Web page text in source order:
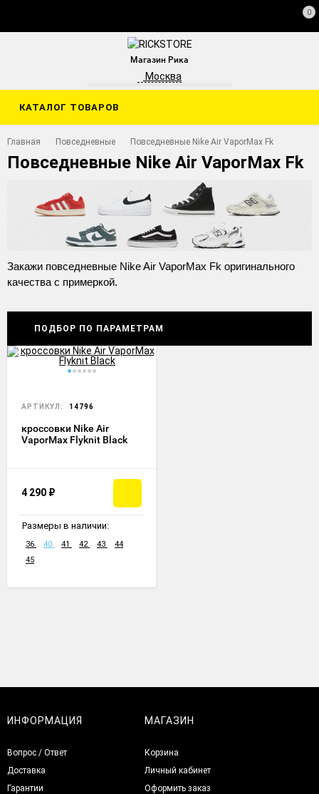
0
Магазин Рика
Москва
КАТАЛОГ ТОВАРОВ
Главная Повседневные Повседневные Nike Air VaporMax Fk
Повседневные Nike Air VaporMax Fk
Закажи повседневные Nike Air VaporMax Fk оригинального
качества с примеркой.
ПОДБОР ПО ПАРАМЕТРАМ
АРТИКУЛ: 14796
кроссовки Nike Air
VaporMax Flyknit Black
4 290 ₽
Размеры в наличии:
36 40 41 42 43
44
45
ИНФОРМАЦИЯ
Вопрос / Ответ
Доставка
Гарантии
МАГАЗИН
Корзина
Личный кабинет
Оформить заказ